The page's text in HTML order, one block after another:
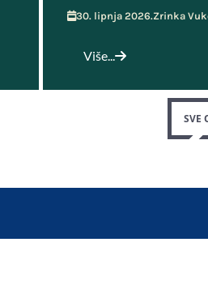
30. lipnja 2026.Zrinka
Više...
SVE